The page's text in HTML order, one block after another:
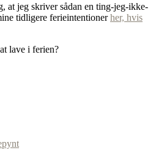
at jeg skriver sådan en ting-jeg-ikke-
tidligere ferieintentionerher, hvis
lave i ferien?